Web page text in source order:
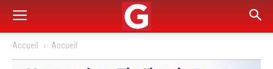
Accueil Accueil